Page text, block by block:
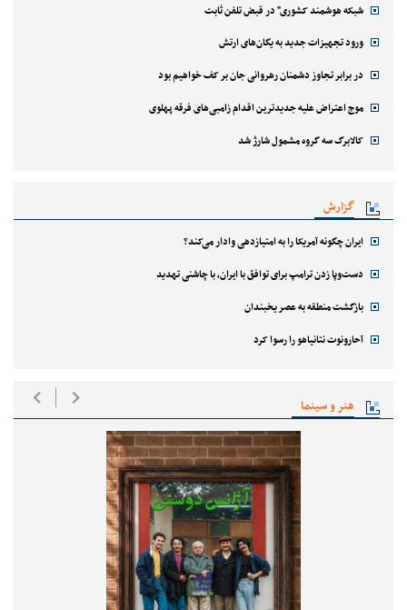
شبکه هوشمند کشوری" در قبض تلفن ثابت
ورود تجهیزات جدید به یگان‌های ارتش
در برابر تجاوز دشمنان رهروانی جان بر کف خواهیم بود
موج اعتراض علیه جدیدترین اقدام زامبی‌های فرقه پهلوی
کالابرگ سه گروه مشمول شارژ شد
گزارش
ایران چگونه آمریکا را به امتیازدهی وادار می‌کند؟
دست‌وپا زدن ترامپ برای توافق با ایران، با چاشنی تهدید
بازگشت منطقه به عصر یخبندان
آحارونوت نتانیاهو را رسوا کرد
هنر و سینما